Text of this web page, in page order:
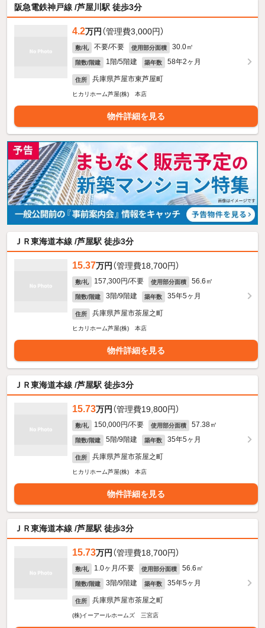
阪急電鉄神戸線 /芦屋川駅 徒歩3分
4.2万円 （管理費3,000円）
敷/礼 不要/不要 使用部分面積 30.0㎡
階数/階建 1階/5階建 築年数 58年2ヶ月
住所 兵庫県芦屋市東芦屋町
ヒカリホーム芦屋(株) 本店
物件詳細を見る
ＪＲ東海道本線 /芦屋駅 徒歩3分
15.37万円 （管理費18,700円）
敷/礼 157,300円/不要 使用部分面積 56.6㎡
階数/階建 3階/9階建 築年数 35年5ヶ月
住所 兵庫県芦屋市茶屋之町
ヒカリホーム芦屋(株) 本店
物件詳細を見る
ＪＲ東海道本線 /芦屋駅 徒歩3分
15.73万円 （管理費19,800円）
敷/礼 150,000円/不要 使用部分面積 57.38㎡
階数/階建 5階/9階建 築年数 35年5ヶ月
住所 兵庫県芦屋市茶屋之町
ヒカリホーム芦屋(株) 本店
物件詳細を見る
ＪＲ東海道本線 /芦屋駅 徒歩3分
15.73万円 （管理費18,700円）
敷/礼 1.0ヶ月/不要 使用部分面積 56.6㎡
階数/階建 3階/9階建 築年数 35年5ヶ月
住所 兵庫県芦屋市茶屋之町
(株)イーアールホームズ 三宮店